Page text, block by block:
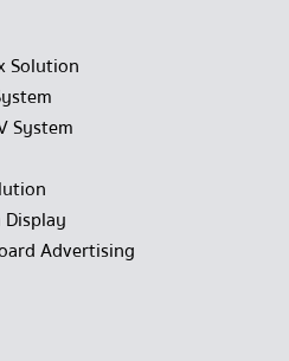
Solution
System
Advertising